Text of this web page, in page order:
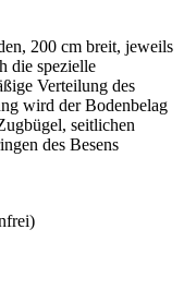
200 cm breit, jeweils
die spezielle
Verteilung des
wird der Bodenbelag
seitlichen
des Besens